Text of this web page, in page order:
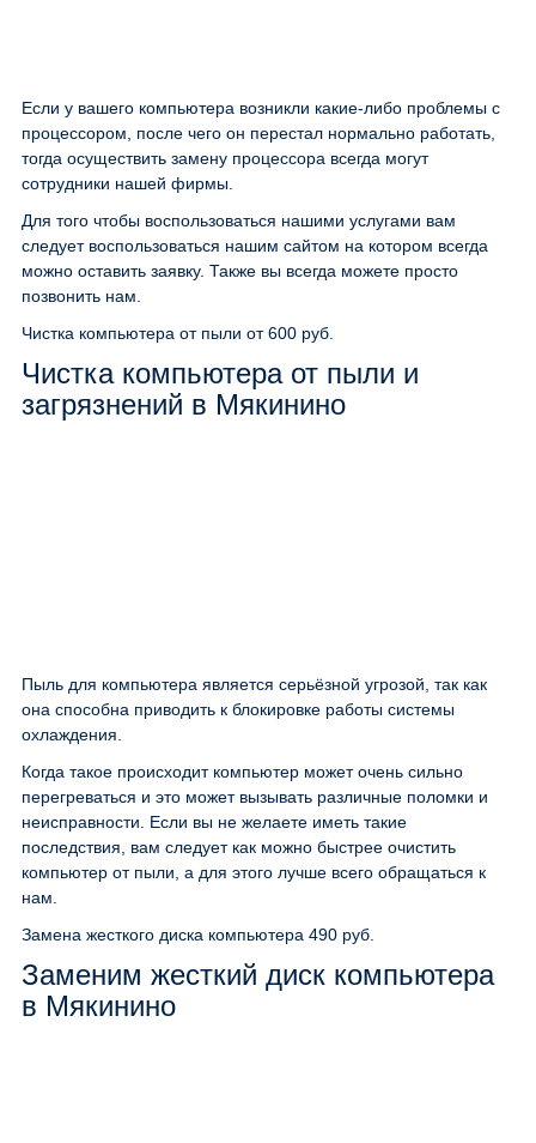
Если у вашего компьютера возникли какие-либо проблемы с
процессором, после чего он перестал нормально работать,
тогда осуществить замену процессора всегда могут
сотрудники нашей фирмы.
Для того чтобы воспользоваться нашими услугами вам
следует воспользоваться нашим сайтом на котором всегда
можно оставить заявку. Также вы всегда можете просто
позвонить нам.
Чистка компьютера от пыли от 600 руб.
Чистка компьютера от пыли и
загрязнений в Мякинино
Пыль для компьютера является серьёзной угрозой, так как
она способна приводить к блокировке работы системы
охлаждения.
Когда такое происходит компьютер может очень сильно
перегреваться и это может вызывать различные поломки и
неисправности. Если вы не желаете иметь такие
последствия, вам следует как можно быстрее очистить
компьютер от пыли, а для этого лучше всего обращаться к
нам.
Замена жесткого диска компьютера 490 руб.
Заменим жесткий диск компьютера
в Мякинино